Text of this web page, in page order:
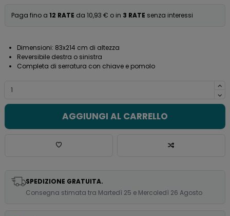
Paga fino a 12 RATE da 10,93 € o in 3 RATE senza interessi
Dimensioni: 83x214 cm di altezza
Reversibile destra o sinistra
Completa di serratura con chiave e pomolo
AGGIUNGI AL CARRELLO
SPEDIZIONE GRATUITA.
Consegna stimata tra Martedì 25 e Mercoledì 26 Agosto